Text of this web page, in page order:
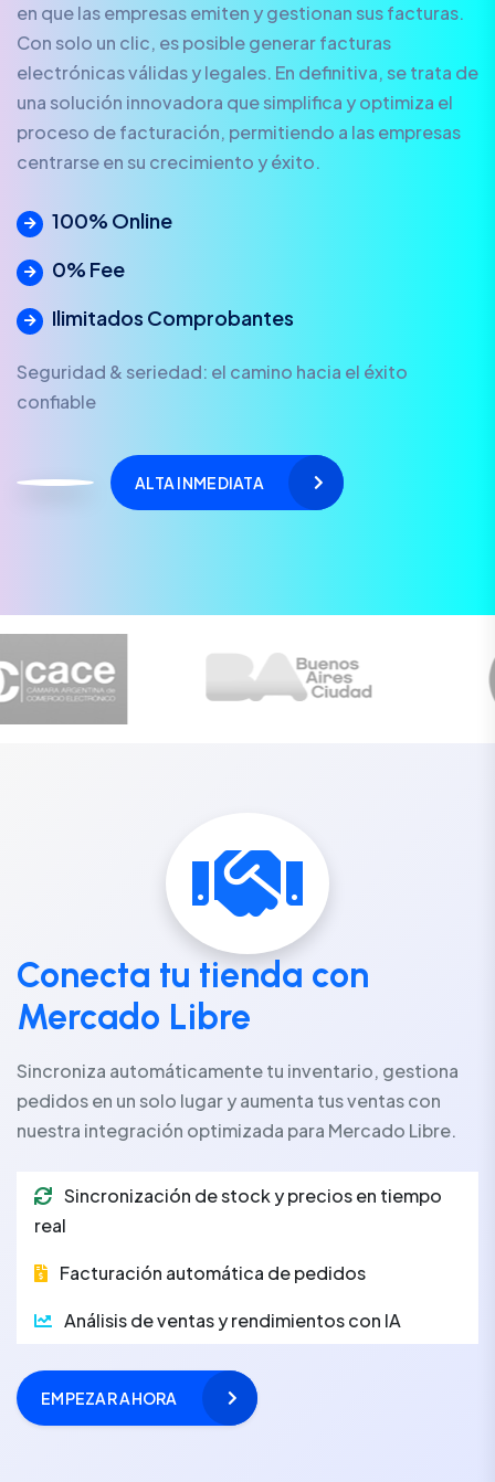
en que las empresas emiten y gestionan sus facturas.
Con solo un clic, es posible generar facturas
electrónicas válidas y legales. En definitiva, se trata de
una solución innovadora que simplifica y optimiza el
proceso de facturación, permitiendo a las empresas
centrarse en su crecimiento y éxito.
100% Online
0% Fee
Ilimitados Comprobantes
Seguridad & seriedad: el camino hacia el éxito
confiable
ALTA INMEDIATA
Conecta tu tienda con
Mercado Libre
Sincroniza automáticamente tu inventario, gestiona
pedidos en un solo lugar y aumenta tus ventas con
nuestra integración optimizada para Mercado Libre.
Sincronización de stock y precios en tiempo
real
Facturación automática de pedidos
Análisis de ventas y rendimientos con IA
EMPEZAR AHORA